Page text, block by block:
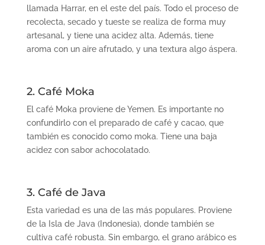
llamada Harrar, en el este del país. Todo el proceso de
recolecta, secado y tueste se realiza de forma muy
artesanal, y tiene una acidez alta. Además, tiene
aroma con un aire afrutado, y una textura algo áspera.
2. Café Moka
El café Moka proviene deYemen. Es importante no
confundirlo con el preparado de café y cacao, que
también es conocido como moka. Tiene una baja
acidez con sabor achocolatado.
3. Café de Java
Esta variedad es una de las más populares. Proviene
de la Isla de Java (Indonesia), donde también se
cultiva café robusta. Sin embargo, el grano arábico es